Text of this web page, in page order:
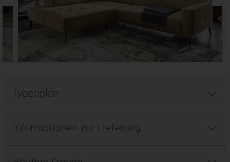
Typenplan
Informationen zur Lieferung